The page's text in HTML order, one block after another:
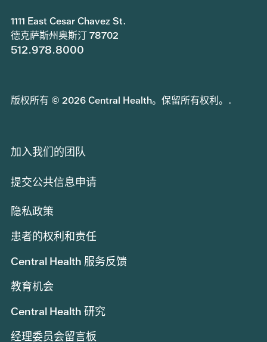
1111 East Cesar Chavez St.
德克萨斯州奥斯汀 78702
512.978.8000
版权所有 © 2026 Central Health。保留所有权利。.
加入我们的团队
提交公共信息申请
隐私政策
患者的权利和责任
Central Health 服务反馈
教育机会
Central Health 研究
经理委员会留言板